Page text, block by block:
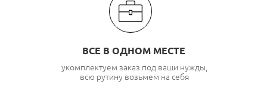
ВСЕ В ОДНОМ МЕСТЕ
укомплектуем заказ под ваши нужды,
всю рутину возьмем на себя